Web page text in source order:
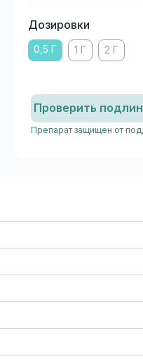
Дозировки
0,5 Г 1 Г 2 Г
Проверить
Препарат защищен от